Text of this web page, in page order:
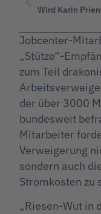
Jobcenter-
„Stütze“-
zum Teil
der über 3000
bundesweit
Mitarbeiter
Verweigerung
sondern auch
Stromkosten zu
„Riesen-Wut in